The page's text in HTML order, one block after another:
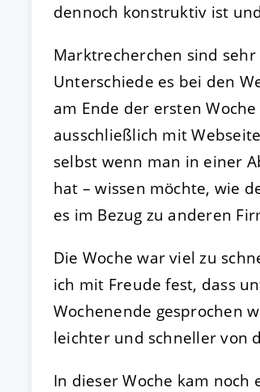
dennoch konstruktiv ist
Marktrecherchen sind
Unterschiede es bei den
am Ende der ersten
ausschließlich mit
selbst wenn man in einer
hat – wissen möchte, wie
es im Bezug zu anderen
Die Woche war viel zu
ich mit Freude fest, dass
Wochenende gesprochen
leichter und schneller von
In dieser Woche kam